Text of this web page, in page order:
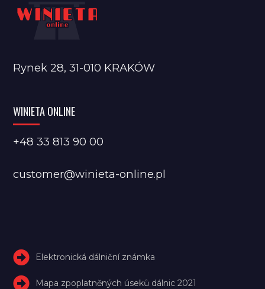
Rynek 28, 31-010 KRAKÓW
WINIETA ONLINE
+48 33 813 90 00
customer@winieta-online.pl
Elektronická dálniční známka
Mapa zpoplatněných úseků dálnic 2021